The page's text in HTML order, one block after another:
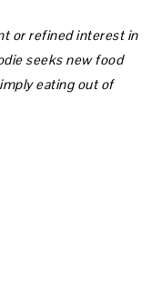
or refined interest in
seeks new food
eating out of